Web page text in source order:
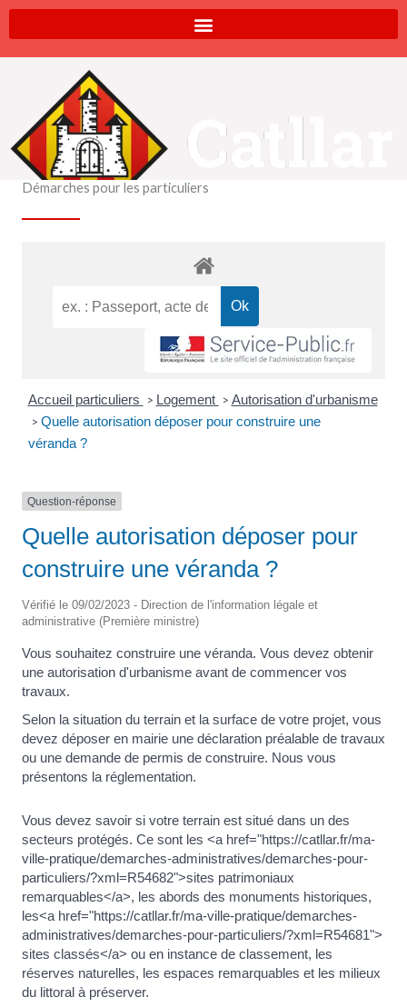
Aller
au
contenu
Démarches pour les particuliers
Accueil particuliers > Logement > Autorisation d'urbanisme
> Quelle autorisation déposer pour construire une
véranda ?
Question-réponse
Quelle autorisation déposer pour
construire une véranda ?
Vérifié le 09/02/2023 - Direction de l'information légale et
administrative (Première ministre)
Vous souhaitez construire une véranda. Vous devez obtenir
une autorisation d'urbanisme avant de commencer vos
travaux.
Selon la situation du terrain et la surface de votre projet, vous
devez déposer en mairie une déclaration préalable de travaux
ou une demande de permis de construire. Nous vous
présentons la réglementation.
Vous devez savoir si votre terrain est situé dans un des
secteurs protégés. Ce sont les <a href="https://catllar.fr/ma-
ville-pratique/demarches-administratives/demarches-pour-
particuliers/?xml=R54682">sites patrimoniaux
remarquables</a>, les abords des monuments historiques,
les<a href="https://catllar.fr/ma-ville-pratique/demarches-
administratives/demarches-pour-particuliers/?xml=R54681">
sites classés</a> ou en instance de classement, les
réserves naturelles, les espaces remarquables et les milieux
du littoral à préserver.